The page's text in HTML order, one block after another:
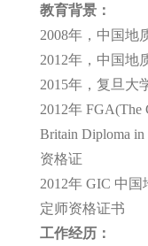
教育背景：
2008年，中国地
2012年，中国地
2015年，复旦大
2012年 FGA(The
Britain Diploma in
资格证
2012年 GIC 中国
定师资格证书
工作经历：